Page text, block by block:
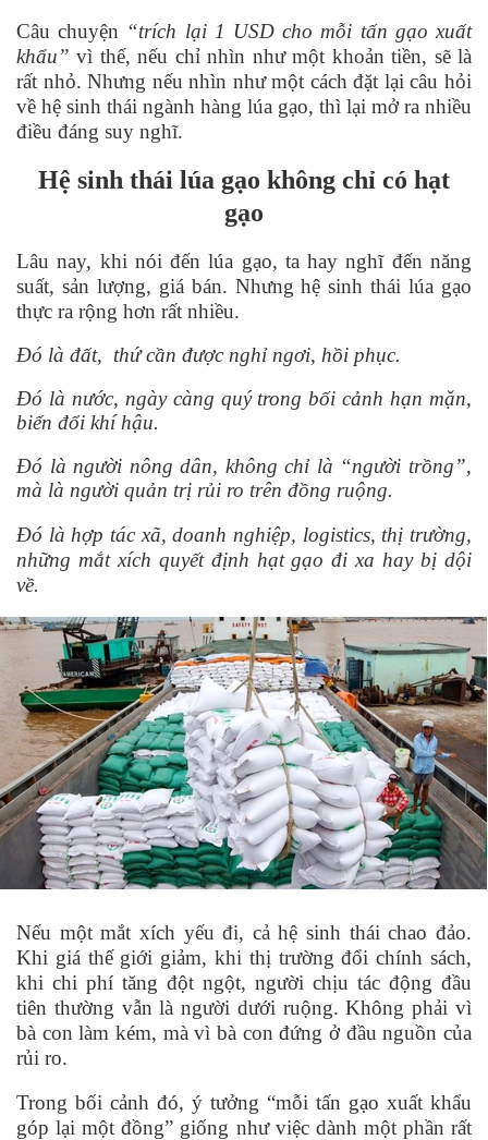
Câu chuyện “trích lại 1 USD cho mỗi tấn gạo xuất
khẩu”vì thế, nếu chỉ nhìn như một khoản tiền, sẽ là
rất nhỏ. Nhưng nếu nhìn như một cách đặt lại câu hỏi
về hệ sinh thái ngành hàng lúa gạo, thì lại mở ra nhiều
điều đáng suy nghĩ.
Hệ sinh thái lúa gạo không chỉ có hạt
gạo
Lâu nay, khi nói đến lúa gạo, ta hay nghĩ đến năng
suất, sản lượng, giá bán. Nhưng hệ sinh thái lúa gạo
thực ra rộng hơn rất nhiều.
Đó là đất, thứ cần được nghỉ ngơi, hồi phục.
Đó là nước, ngày càng quý trong bối cảnh hạn mặn,
biến đổi khí hậu.
Đó là người nông dân, không chỉ là “người trồng”,
mà là người quản trị rủi ro trên đồng ruộng.
Đó là hợp tác xã, doanh nghiệp, logistics, thị trường,
những mắt xích quyết định hạt gạo đi xa hay bị dội
về.
Nếu một mắt xích yếu đi, cả hệ sinh thái chao đảo.
Khi giá thế giới giảm, khi thị trường đổi chính sách,
khi chi phí tăng đột ngột, người chịu tác động đầu
tiên thường vẫn là người dưới ruộng. Không phải vì
bà con làm kém, mà vì bà con đứng ở đầu nguồn của
rủi ro.
Trong bối cảnh đó, ý tưởng “mỗi tấn gạo xuất khẩu
góp lại một đồng” giống như việc dành một phần rất